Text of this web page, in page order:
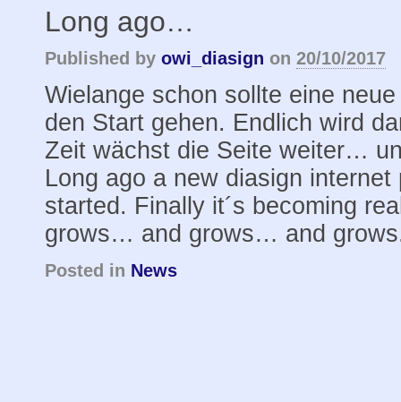
Long ago…
Published by owi_diasign on 20/10/2017
Wielange schon sollte eine
den Start gehen. Endlich wird
Zeit wächst die Seite weiter…
Long ago a new diasign
started. Finally it´s becoming
grows… and grows… and
Posted in News